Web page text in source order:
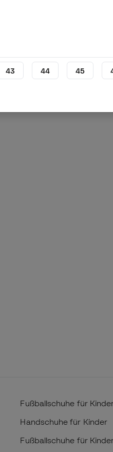
Fußballschuhe für
Handschuhe für Kinder
Fußballschuhe für
43 44 45